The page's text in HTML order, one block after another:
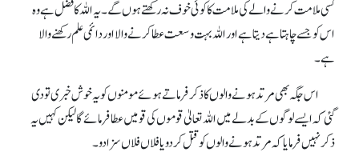
کسی ملامت کرنے والے کی ملامت کا کوئی خوف نہ رکھتے ہوں گے۔ یہ اللہ کا فضل ہے وہ
اس کو جسے چاہتا ہے دیتا ہے اور اللہ بہت وسعت عطا کرنے والا اور دائمی علم رکھنے والا
ہے۔
اس جگہ بھی مرتد ہونے والوں کا ذکر فرماتے ہوئے مومنوں کو یہ خوش خبری تو دی
گئی کہ ایسے لوگوں کے بدلے میں اللہ تعالیٰ قوموں کی قومیں عطا فرمائے گا لیکن کہیں یہ
ذکر نہیں فرمایا کہ مرتد ہونے والوں کو قتل کر دو یا فلاں فلاں سزا دو۔